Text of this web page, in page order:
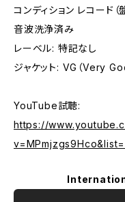
コンディション レコード
音波洗浄済み
レーベル: 特記なし
ジャケット: VG（Very
YouTube試聴:
https://